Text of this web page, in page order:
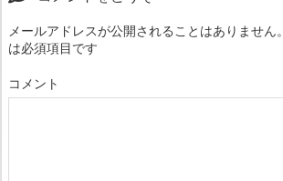
メールアドレスが公開されることはありません。
は必須項目です
コメント